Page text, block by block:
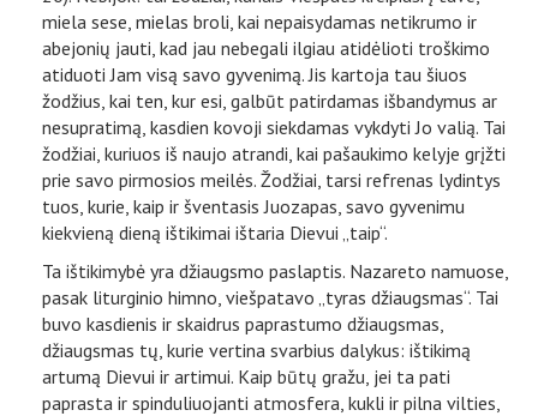
miela sese, mielas broli, kai nepaisydamas netikrumo ir
abejonių jauti, kad jau nebegali ilgiau atidėlioti troškimo
atiduoti Jam visą savo gyvenimą. Jis kartoja tau šiuos
žodžius, kai ten, kur esi, galbūt patirdamas išbandymus ar
nesupratimą, kasdien kovoji siekdamas vykdyti Jo valią. Tai
žodžiai, kuriuos iš naujo atrandi, kai pašaukimo kelyje grįžti
prie savo pirmosios meilės. Žodžiai, tarsi refrenas lydintys
tuos, kurie, kaip ir šventasis Juozapas, savo gyvenimu
kiekvieną dieną ištikimai ištaria Dievui „taip“.
Ta ištikimybė yra džiaugsmo paslaptis. Nazareto namuose,
pasak liturginio himno, viešpatavo „tyras džiaugsmas“. Tai
buvo kasdienis ir skaidrus paprastumo džiaugsmas,
džiaugsmas tų, kurie vertina svarbius dalykus: ištikimą
artumą Dievui ir artimui. Kaip būtų gražu, jei ta pati
paprasta ir spinduliuojanti atmosfera, kukli ir pilna vilties,